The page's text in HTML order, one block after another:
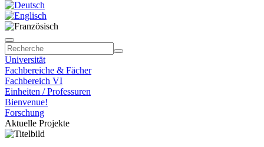
Universität
Fachbereiche & Fächer
Fachbereich VI
Einheiten / Professuren
Bienvenue!
Forschung
Aktuelle Projekte